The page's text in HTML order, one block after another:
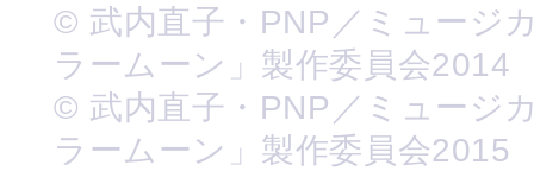
© 武内直子・PNP／ミュージ
ラームーン」製作委員会2014
© 武内直子・PNP／ミュージ
ラームーン」製作委員会2015